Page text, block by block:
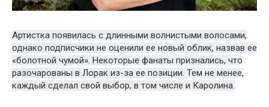
Артистка появилась с длинными волнистыми волосами,
однако подписчики не оценили ее новый облик, назвав ее
«болотной чумой». Некоторые фанаты признались, что
разочарованы в Лорак из-за ее позиции. Тем не менее,
каждый сделал свой выбор, в том числе и Каролина.